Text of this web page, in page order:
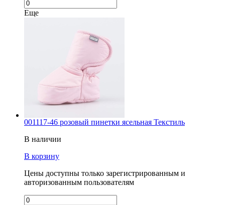
Еще
001117-46 розовый пинетки ясельная Текстиль
В наличии
В корзину
Цены доступны только зарегистрированным и
авторизованным пользователям